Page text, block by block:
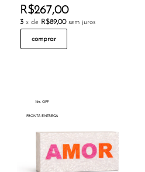
R$267,00
3 x de R$89,00 sem juros
comprar
15% OFF
PRONTA ENTREGA